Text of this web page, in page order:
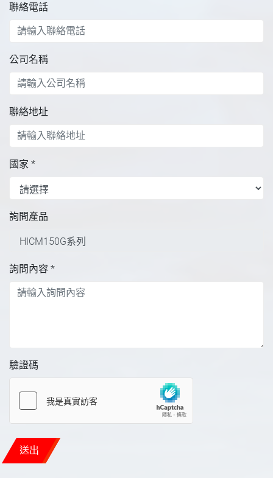
聯絡電話
公司名稱
聯絡地址
國家 *
詢問產品
詢問內容 *
驗證碼
送出